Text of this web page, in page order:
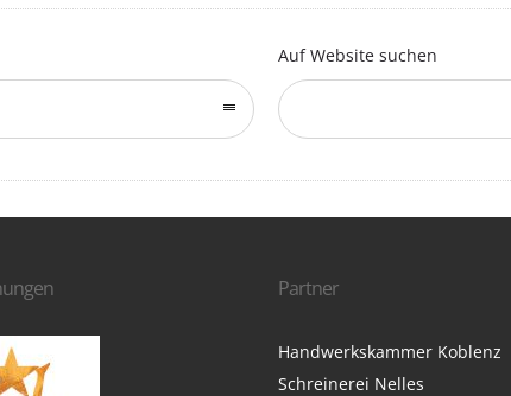
Auf Website suchen
Partner
Handwerkskammer Koblenz
Schreinerei Nelles